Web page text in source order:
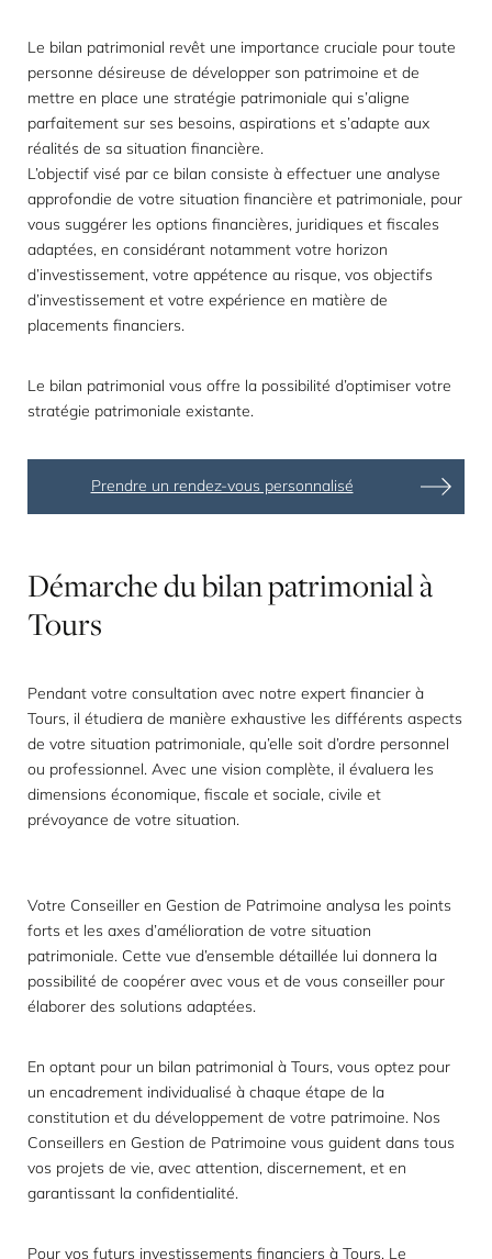
Le bilan patrimonial revêt une importance cruciale pour toute
personne désireuse de développer son patrimoine et de
mettre en place une stratégie patrimoniale qui s’aligne
parfaitement sur ses besoins, aspirations et s’adapte aux
réalités de sa situation financière.
L’objectif visé par ce bilan consiste à effectuer une analyse
approfondie de votre situation financière et patrimoniale, pour
vous suggérer les options financières, juridiques et fiscales
adaptées, en considérant notamment votre horizon
d’investissement, votre appétence au risque, vos objectifs
d’investissement et votre expérience en matière de
placements financiers.
Le bilan patrimonial vous offre la possibilité d’optimiser votre
stratégie patrimoniale existante.
Prendre un rendez-vous personnalisé
Démarchedubilanpatrimonialà
Tours
Pendant votre consultation avec notre expert financier à
Tours, il étudiera de manière exhaustive les différents aspects
de votre situation patrimoniale, qu’elle soit d’ordre personnel
ou professionnel. Avec une vision complète, il évaluera les
dimensions économique, fiscale et sociale, civile et
prévoyance de votre situation.
Votre Conseiller en Gestion de Patrimoine analysa les points
forts et les axes d’amélioration de votre situation
patrimoniale. Cette vue d’ensemble détaillée lui donnera la
possibilité de coopérer avec vous et de vous conseiller pour
élaborer des solutions adaptées.
En optant pour un bilan patrimonial à Tours, vous optez pour
un encadrement individualisé à chaque étape de la
constitution et du développement de votre patrimoine. Nos
Conseillers en Gestion de Patrimoine vous guident dans tous
vos projets de vie, avec attention, discernement, et en
garantissant la confidentialité.
Pour vos futurs investissements financiers à Tours, Le